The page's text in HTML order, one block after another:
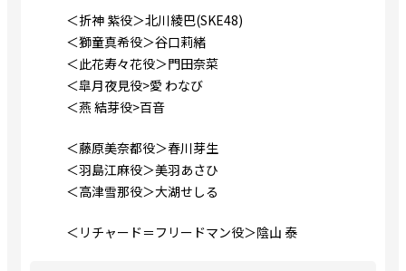
＜折神 紫役＞北川綾巴(SKE48)
＜獅童真希役＞谷口莉緒
＜此花寿々花役＞門田奈菜
＜皐月夜見役>愛 わなび
＜燕 結芽役>百音
＜藤原美奈都役＞春川芽生
＜羽島江麻役＞美羽あさひ
＜高津雪那役＞大湖せしる
＜リチャード＝フリードマン役＞陰山 泰